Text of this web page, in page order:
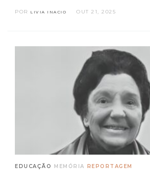
POR LIVIA INACIO OUT 21, 2025
EDUCAÇÃO MEMÓRIA REPORTAGEM